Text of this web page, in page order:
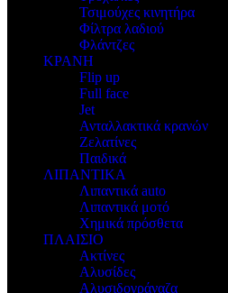
Τσιμούχες κινητήρα
Φίλτρα λαδιού
Φλάντζες
ΚΡΑΝΗ
Flip up
Full face
Jet
Ανταλλακτικά κρανών
Ζελατίνες
Παιδικά
ΛΙΠΑΝΤΙΚΑ
Λιπαντικά auto
Λιπαντικά μοτό
Χημικά πρόσθετα
ΠΛΑΙΣΙΟ
Ακτίνες
Αλυσίδες
Αλυσιδογράναζα